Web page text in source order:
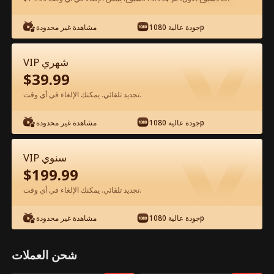
شاهد مجانًا في التطبيق
الحلقة 54 - نورها يضيء بدونك الفيلم كامل
1-50 51-81 جميع الحلقات
مشاهدة غير محدودة جودة عالية 1080p
VIP شهري
$39.99
تجديد تلقائي. يمكنك الإلغاء في أي وقت.
مشاهدة غير محدودة جودة عالية 1080p
VIP سنوي
$199.99
تجديد تلقائي. يمكنك الإلغاء في أي وقت.
مشاهدة غير محدودة جودة عالية 1080p
شحن العملات